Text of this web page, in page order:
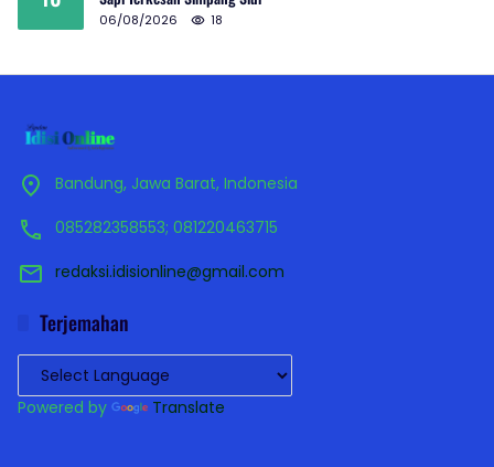
06/08/2026 18
Bandung, Jawa Barat, Indonesia
085282358553; 081220463715
redaksi.idisionline@gmail.com
Terjemahan
Powered by Translate